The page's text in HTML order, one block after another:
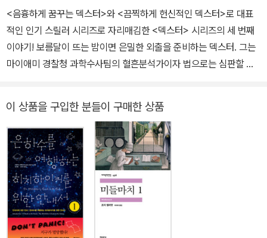
외되었다. 이후 쇼타임의 텔레비전 시리즈 〈덱스터〉가 공개되면서 덱
스터라는 캐릭터는 2000년대를 대표하는 시대의 아이콘이 되었다.
사법체제에 대한 불신이 팽배해 있던 사회 분위기 속에서 자기만의
이기적인 방식으로 정의를 실현하는 소시오패스의 출현은 대중을 열
총 8권으로 ‘이웃 살인마’의 여정을 마무리했다. 《다이아몬드가 아니
면 죽음을》은 제프 린지가 야심 차게 선보이는 신작 장편소설로, 덱스
터를 능가하는 매력적인 캐릭터 ‘라일리 울프’를 주인공으로 한 새로
운 시리즈의 첫 번째 이야기다. 변장술의 귀재이자 탈취 불가능한 표
적에 도전해 기어이 그것을 훔쳐내고야 마는 도둑 라일리 울프. 그는
자신의 일을 게임처럼 즐기면서도 그것에 기꺼이 목숨을 걸 만치 승
부욕이 강한 인물이다. 경쾌하고 유쾌한 동시에 사회악이라고 생각되
는 인간들에게는 무자비한, 덱스터와는 비슷하면서도 또 다른 매력을
<음흉하게 꿈꾸는 덱스터>와 <끔찍하게 헌신적인 덱스터>로 대표
적인 인기 스릴러 시리즈로 자리매김한 <덱스터> 시리즈의 세 번째
이야기! 보름달이 뜨는 밤이면 은밀한 외출을 준비하는 덱스터. 그는
마이애미 경찰청 과학수사팀의 혈흔분석가이자 법으로는 심판할 수
사건 현장에서 덱스터는 문득 이상한 기운을 감지한다. 그의 내면에
서 암흑의 살인 본능을 속삭이던 검은 승객마저 꽁무니를 빼고 마는
데……. 덱스터는 시시각각 다가오는 위협에 맞서며 난생 처음으로 혼
자 사건을 해결할 수 있을까? 그는 오로지 나쁜 사람만 죽인다! 혈흔
분석가이자 매력적인 연쇄살인범 덱스터! 드디어 그가 최강의 적수를
만난다! 오늘도 ‘그 달’이 떴다. 보름달이 뜨는 밤이면 은밀한 외출을
준비하는 덱스터! 그는 마이애미 경찰청 과학수사팀의 혈흔분석가이
자 법으로는 심판할 수 없는 무자비한 연쇄살인범들을 자신만의 잔혹
이 상품을 구입한 분들이 구매한 상품